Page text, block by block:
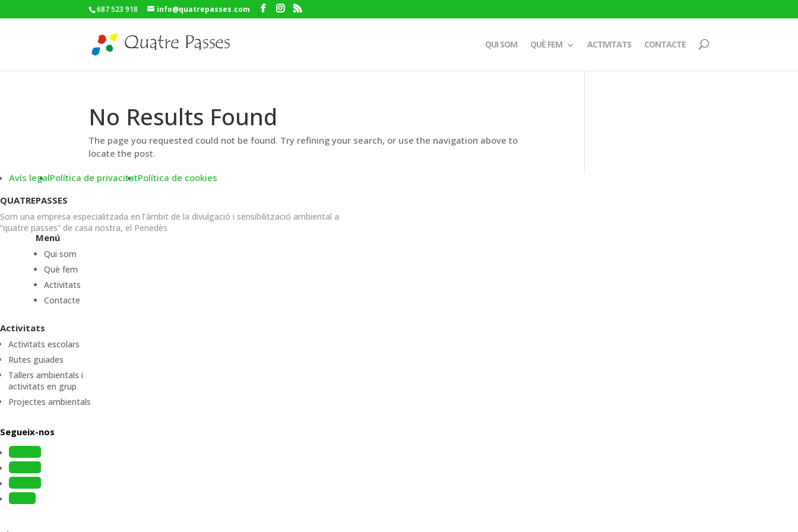
687 523 918 info@quatrepasses.com
QUI SOM QUÈ FEM ACTIVITATS CONTACTE
No Results Found
The page you requested could not be found. Try refining your search, or use the navigation above to
locate the post.
Avís legalPolítica de privacitatPolítica de cookies
QUATREPASSES
Som una empresa especialitzada en l’àmbit de la divulgació i sensibilització ambiental a
“quatre passes” de casa nostra, el Penedès
Menú
Qui som
Què fem
Activitats
Contacte
Activitats
Activitats escolars
Rutes guiades
Tallers ambientals i
activitats en grup
Projectes ambientals
Segueix-nos
Follow
Follow
Follow
Follow